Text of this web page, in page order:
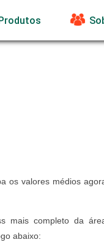
os valores médios
mais completo da
abaixo: